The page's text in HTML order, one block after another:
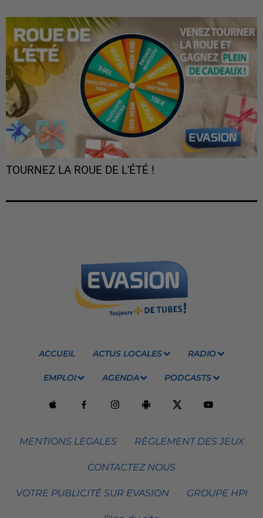
TOURNEZ LA ROUE DE L'ÉTÉ !
ACCUEIL ACTUS LOCALES RADIO
EMPLOI AGENDA PODCASTS
MENTIONS LEGALES RÈGLEMENT DES JEUX
CONTACTEZ NOUS
VOTRE PUBLICITÉ SUR EVASION GROUPE HPI